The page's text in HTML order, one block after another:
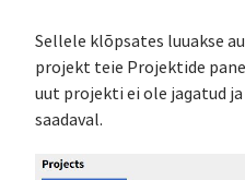
Sellele klõpsates luuakse
projekt teie Projektide
uut projekti ei ole jagatud ja
saadaval.